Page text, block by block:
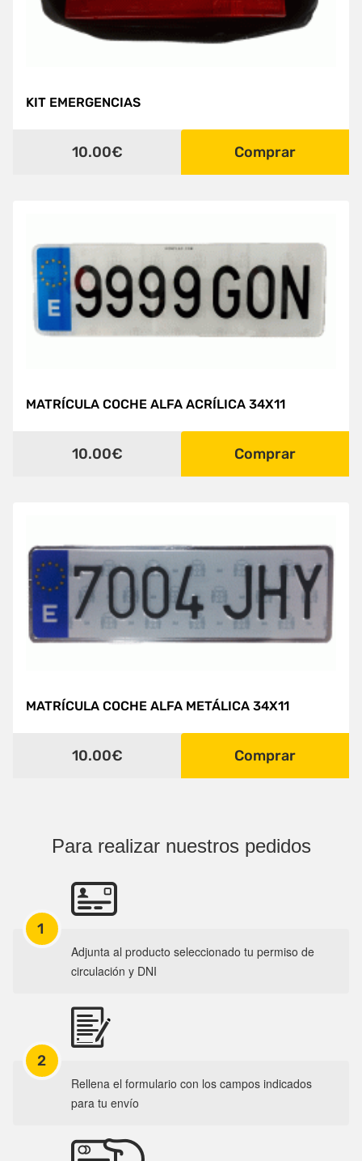
KIT EMERGENCIAS
10.00€ Comprar
MATRÍCULA COCHE ALFA ACRÍLICA 34X11
10.00€ Comprar
MATRÍCULA COCHE ALFA METÁLICA 34X11
10.00€ Comprar
Para realizar nuestros pedidos
1
Adjunta al producto seleccionado tu permiso de
circulación y DNI
2
Rellena el formulario con los campos indicados
para tu envío